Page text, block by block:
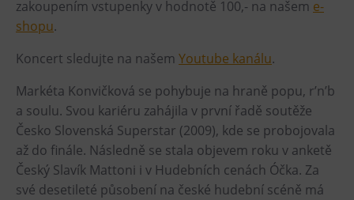
Heligonka
Lezecká stěna
Národní zemědělské muzeum
Fajna Dilna
FUTUREUM
Prohlídky
zakoupením vstupenky v hodnotě 100,- na našem e-
shopu.
Koncert sledujte na našem Youtube kanálu.
Markéta Konvičková se pohybuje na hraně popu, r’n’b
a soulu. Svou kariéru zahájila v první řadě soutěže
Česko Slovenská Superstar (2009), kde se probojovala
až do finále. Následně se stala objevem roku v anketě
Český Slavík Mattoni i v Hudebních cenách Óčka. Za
své desetileté působení na české hudební scéně má